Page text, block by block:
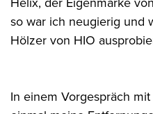
so war ich neugierig und
Hölzer von HIO
In einem Vorgespräch mit